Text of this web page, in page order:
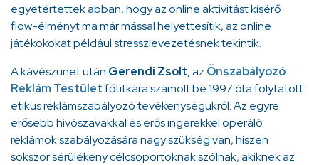
egyetértettek abban, hogy az online aktivitást kísérő
flow-élményt ma már mással helyettesítik, az online
játékokokat például stresszlevezetésnek tekintik.
A kávészünet után Gerendi Zsolt, az Önszabályozó
Reklám Testületfőtitkára számolt be 1997 óta folytatott
etikus reklámszabályozó tevékenységükről. Az egyre
erősebb hívószavakkal és erős ingerekkel operáló
reklámok szabályozására nagy szükség van, hiszen
sokszor sérülékeny célcsoportoknak szólnak, akiknek az